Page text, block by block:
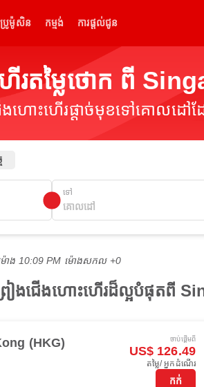
ប្រូម៉ូសិន កម្មង់ ការផ្តល់ជូន
ើរតម្លៃថោក ពី
ហោះហើរផ្តាច់មុខទៅគោលដៅដ
ទៅ
ោង 10:09 PM ម៉ោង​សកល +0
ៀងជើងហោះហើរដ៏ល្អបំផុតពី
(HKG) ចាប់ផ្ដើមពី
US$ 126.49
តម្លៃ/ អ្នកដំណើរ
កក់